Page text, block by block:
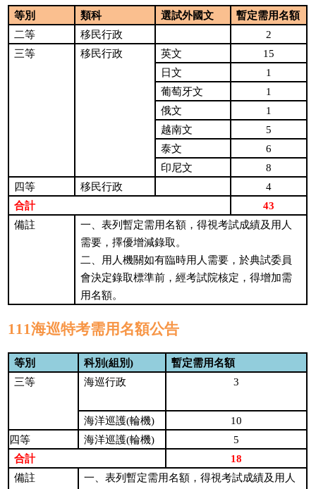
等別 類科 選試外國文
暫定需用名額
二等
移民行政 2
三等 移民行政 英文 15
日文 1
葡萄牙文 1
俄文 1
越南文 5
泰文 6
印尼文 8
四等 移民行政 4
合計 43
備註
一、表列暫定需用名額，得視考試成績及用人
需要，擇優增減錄取。
二、用人機關如有臨時用人需要，於典試委員
會決定錄取標準前，經考試院核定，得增加需
用名額。
111海巡特考需用名額公告
等別 科別(組別)
暫定需用名額
三等
海巡行政 3
海洋巡護(輪機)
10
四等
海洋巡護(輪機) 5
合計 18
備註
一、表列暫定需用名額，得視考試成績及用人